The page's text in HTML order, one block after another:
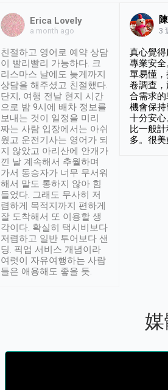
Erica Lovely
a month ago
친절하고 영어로 예약 상담
이 빨리빨리 가능하다. 크
리스마스 날에도 늦게까지
상담을 해주셨고 친절했다.
단지, 여행 전날 현지 시간
으로 밤 9시에 배차 정보를
보내는 것이 일정을 미리
짜는 사람 입장에서는 아쉬
웠고 운전기사는 영어가 되
지 않았고 아리산에 안개가
낀 날 계속해서 추월하며
가서 동승자가 너무 무서워
해서 말도 통하지 않아 힘
들었다. 그래도 무사히 저
렴하게 목적지까지 편하게
잘 도착해서 또 이용할 생
각이다. 확실히 택시비보다
저렴하고 일반 투어보다 샌
딩. 픽업 서비스 개념이라
여럿이 자유여행하는 사람
들은 애용해도 좋을 듯.
3
真心覺
專業安
單易懂
卷調查
合需求的
機會保
十分安
比一般
多。很